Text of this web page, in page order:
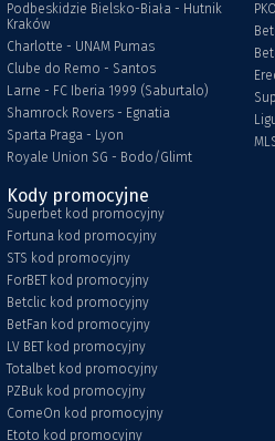
Podbeskidzie Bielsko-Biała - Hutnik
Kraków
Charlotte - UNAM Pumas
Clube do Remo - Santos
Larne - FC Iberia 1999 (Saburtalo)
Shamrock Rovers - Egnatia
Sparta Praga - Lyon
Royale Union SG - Bodo/Glimt
Kody promocyjne
Superbet kod promocyjny
Fortuna kod promocyjny
STS kod promocyjny
ForBET kod promocyjny
Betclic kod promocyjny
BetFan kod promocyjny
LV BET kod promocyjny
Totalbet kod promocyjny
PZBuk kod promocyjny
ComeOn kod promocyjny
Etoto kod promocyjny